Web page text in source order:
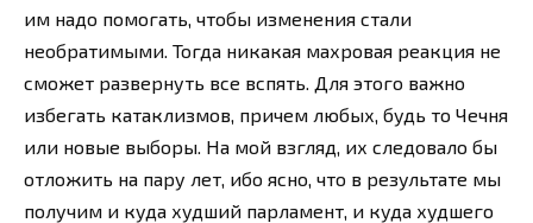
им надо помогать, чтобы изменения стали
необратимыми. Тогда никакая махровая реакция не
сможет развернуть все вспять. Для этого важно
избегать катаклизмов, причем любых, будь то Чечня
или новые выборы. На мой взгляд, их следовало бы
отложить на пару лет, ибо ясно, что в результате мы
получим и куда худший парламент, и куда худшего